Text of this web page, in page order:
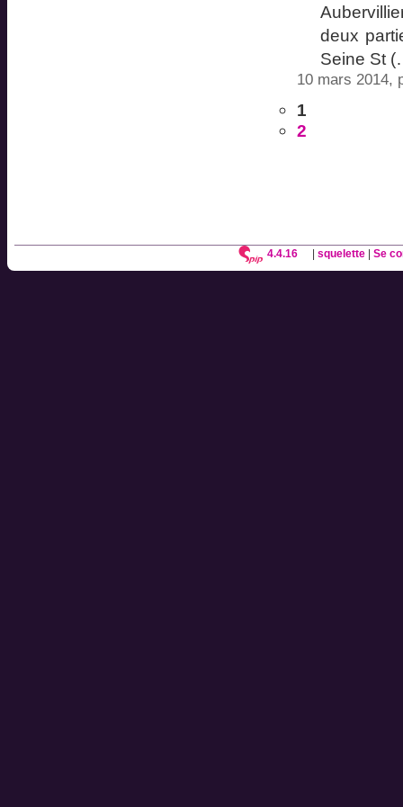
deux
Seine St
10 mars 2014,
1
2
4.4.16 |squelette |Se